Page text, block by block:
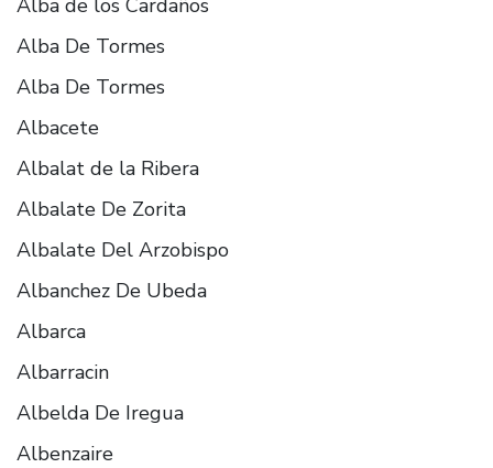
Alba De Tormes
Alba De Tormes
Albacete
Albalat de la Ribera
Albalate De Zorita
Albalate Del Arzobispo
Albanchez De Ubeda
Albarca
Albarracin
Albelda De Iregua
Albenzaire